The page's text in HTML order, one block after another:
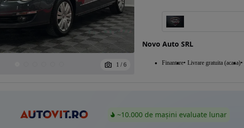
1 / 6
Novo Auto SRL
Finantare Livrare gratuita (acasa)
~10.000 de mașini evaluate lunar